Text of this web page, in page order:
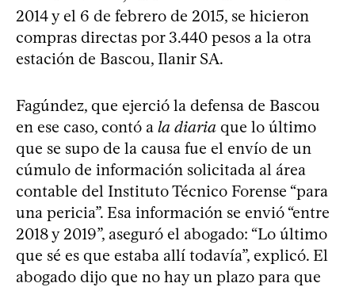
2014 y el 6 de febrero de 2015, se hicieron
compras directas por 3.440 pesos a la otra
estación de Bascou, Ilanir SA.
Fagúndez, que ejerció la defensa de Bascou
en ese caso, contó a la diaria que lo último
que se supo de la causa fue el envío de un
cúmulo de información solicitada al área
contable del Instituto Técnico Forense “para
una pericia”. Esa información se envió “entre
2018 y 2019”, aseguró el abogado: “Lo último
que sé es que estaba allí todavía”, explicó. El
abogado dijo que no hay un plazo para que